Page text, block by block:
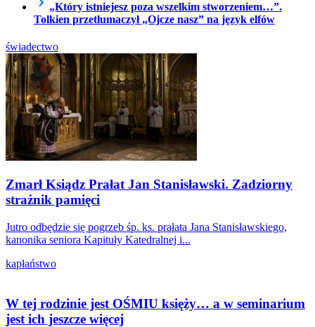
„Który istniejesz poza wszelkim stworzeniem…”.
Tolkien przetłumaczył „Ojcze nasz” na język elfów
świadectwo
Zmarł Ksiądz Prałat Jan Stanisławski. Zadziorny
strażnik pamięci
Jutro odbędzie się pogrzeb śp. ks. prałata Jana Stanisławskiego,
kanonika seniora Kapituły Katedralnej i...
kapłaństwo
W tej rodzinie jest OŚMIU księży… a w seminarium
jest ich jeszcze więcej